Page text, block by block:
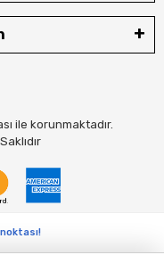
ile korunmaktadır.